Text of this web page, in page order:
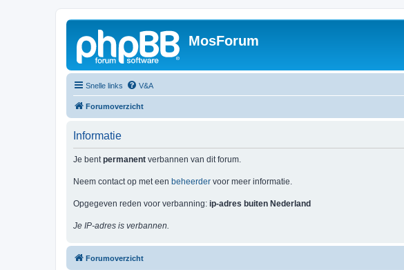
MosForum
Snelle links V&A
Forumoverzicht
Informatie
Je bentpermanent verbannen van dit forum.
Neem contact op met een beheerder voor meer informatie.
Opgegeven reden voor verbanning: ip-adres buiten Nederland
Je IP-adres is verbannen.
Forumoverzicht